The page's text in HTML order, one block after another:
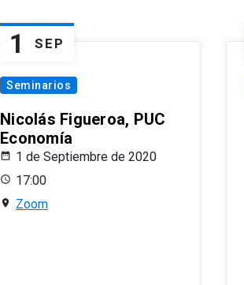
1 SEP
Seminarios
Nicolás Figueroa, PUC
Economía
1 de Septiembre de 2020
17:00
Zoom